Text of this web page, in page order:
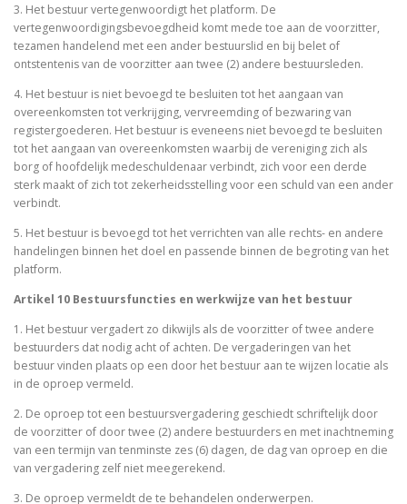
3. Het bestuur vertegenwoordigt het platform. De
vertegenwoordigingsbevoegdheid komt mede toe aan de voorzitter,
tezamen handelend met een ander bestuurslid en bij belet of
ontstentenis van de voorzitter aan twee (2) andere bestuursleden.
4. Het bestuur is niet bevoegd te besluiten tot het aangaan van
overeenkomsten tot verkrijging, vervreemding of bezwaring van
registergoederen. Het bestuur is eveneens niet bevoegd te besluiten
tot het aangaan van overeenkomsten waarbij de vereniging zich als
borg of hoofdelijk medeschuldenaar verbindt, zich voor een derde
sterk maakt of zich tot zekerheidsstelling voor een schuld van een ander
verbindt.
5. Het bestuur is bevoegd tot het verrichten van alle rechts- en andere
handelingen binnen het doel en passende binnen de begroting van het
platform.
Artikel 10 Bestuursfuncties en werkwijze van het bestuur
1. Het bestuur vergadert zo dikwijls als de voorzitter of twee andere
bestuurders dat nodig acht of achten. De vergaderingen van het
bestuur vinden plaats op een door het bestuur aan te wijzen locatie als
in de oproep vermeld.
2. De oproep tot een bestuursvergadering geschiedt schriftelijk door
de voorzitter of door twee (2) andere bestuurders en met inachtneming
van een termijn van tenminste zes (6) dagen, de dag van oproep en die
van vergadering zelf niet meegerekend.
3. De oproep vermeldt de te behandelen onderwerpen.